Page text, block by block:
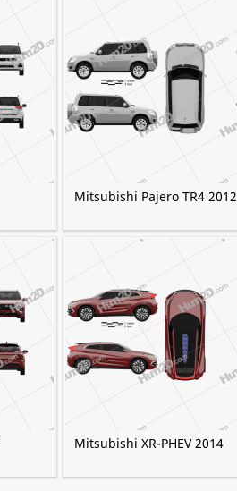
Mitsubishi Pajero TR4 2012
Mitsubishi XR-PHEV 2014